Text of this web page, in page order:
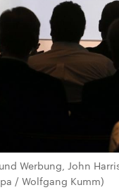
Werbung, John
/ Wolfgang Kumm)